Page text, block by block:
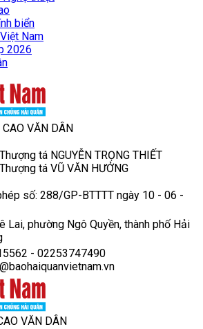
biển
Nam
2026
VĂN DÂN
Thượng tá NGUYỄN TRỌNG THIẾT
Thượng tá VŨ VĂN HƯỞNG
số: 288/GP-BTTTT ngày 10 - 06 -
Lai, phường Ngô Quyền, thành phố Hải
- 02253747490
VĂN DÂN